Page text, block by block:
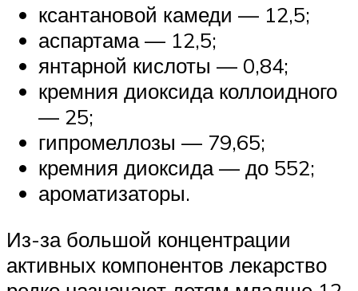
ксантановой камеди — 12,5;
аспартама — 12,5;
янтарной кислоты — 0,84;
кремния диоксида коллоидного
— 25;
гипромеллозы — 79,65;
кремния диоксида — до 552;
ароматизаторы.
Из-за большой концентрации
активных компонентов лекарство